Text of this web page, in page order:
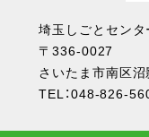
埼玉しごとセンタ
〒336-0027
さいたま市南区
TEL：048-826-